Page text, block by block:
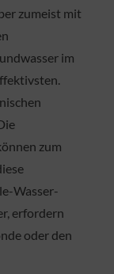
zumeist mit
im
zum
Wasser-
erfordern
oder den